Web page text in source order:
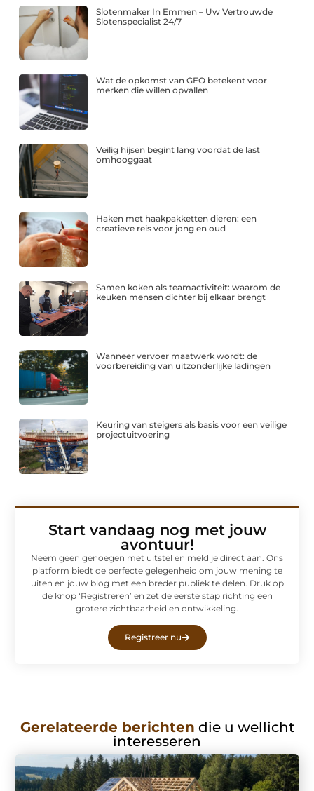
Slotenmaker In Emmen – Uw Vertrouwde
Slotenspecialist 24/7
Wat de opkomst van GEO betekent voor
merken die willen opvallen
Veilig hijsen begint lang voordat de last
omhooggaat
Haken met haakpakketten dieren: een
creatieve reis voor jong en oud
Samen koken als teamactiviteit: waarom de
keuken mensen dichter bij elkaar brengt
Wanneer vervoer maatwerk wordt: de
voorbereiding van uitzonderlijke ladingen
Keuring van steigers als basis voor een veilige
projectuitvoering
Start vandaag nog met jouw
avontuur!
Neem geen genoegen met uitstel en meld je direct aan. Ons
platform biedt de perfecte gelegenheid om jouw mening te
uiten en jouw blog met een breder publiek te delen. Druk op
de knop ‘Registreren’ en zet de eerste stap richting een
grotere zichtbaarheid en ontwikkeling.
Registreer nu
Gerelateerde berichten die u wellicht
interesseren